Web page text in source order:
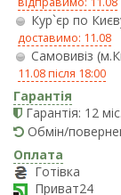
Кур`єр по
доставимо: 11.08
Самовивіз
11.08 після 18:00
Гарантія
Гарантія: 12 міс.
Обмін/
Оплата
Готівка
Приват24